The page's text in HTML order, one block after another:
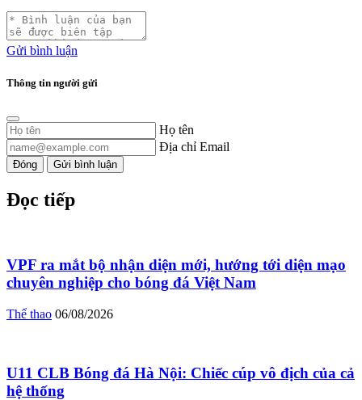
Gửi bình luận
Thông tin người gửi
Họ tên
Địa chỉ Email
Đóng Gửi bình luận
Đọc tiếp
VPF ra mắt bộ nhận diện mới, hướng tới diện mạo
chuyên nghiệp cho bóng đá Việt Nam
Thể thao 06/08/2026
U11 CLB Bóng đá Hà Nội: Chiếc cúp vô địch của cả
hệ thống